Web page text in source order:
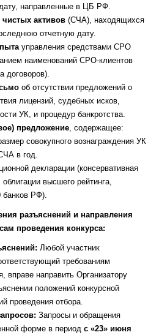
направленные в ЦБ РФ.
активов (СЧА), находящихся
отчетную дату.
управления средствами СРО
наименований СРО-клиентов
договоров).
об отсутствии предложений о
лицензий, судебных исков,
УК, и процедур банкротства.
предложение, содержащее:
совокупного вознаграждения УК
в год.
декларации (консервативная
высшего рейтинга,
банков РФ).
разъяснений и направления
проведения конкурса:
Любой участник
требованиям
вправе направить Организатору
положений конкурсной
проведения отбора.
Запросы и обращения
форме в период с «23» июня